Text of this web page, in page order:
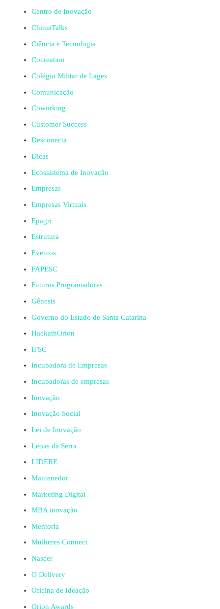
Centro de Inovação
ChimaTalks
Ciência e Tecnologia
Cocreation
Colégio Militar de Lages
Comunicação
Coworking
Customer Success
Desconecta
Dicas
Ecossistema de Inovação
Empresas
Empresas Virtuais
Epagri
Estrutura
Eventos
FAPESC
Futuros Programadores
Gênesis
Governo do Estado de Santa Catarina
HackathOrion
IFSC
Incubadora de Empresas
Incubadoras de empresas
Inovação
Inovação Social
Lei de Inovação
Leoas da Serra
LIDERE
Mantenedor
Marketing Digital
MBA inovação
Mentoria
Mulheres Connect
Nascer
O Delivery
Oficina de Ideação
Orion Awards